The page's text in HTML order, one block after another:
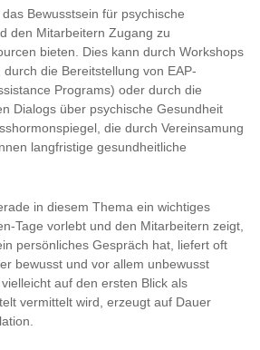
Bewusstsein für psychische
den Mitarbeitern Zugang zu
bieten. Dies kann durch Workshops
die Bereitstellung von EAP-
Programs) oder durch die
Dialogs über psychische Gesundheit
die durch Vereinsamung
langfristige gesundheitliche
in diesem Thema ein wichtiges
Tage vorlebt und den Mitarbeitern zeigt,
persönliches Gespräch hat, liefert oft
bewusst und vor allem unbewusst
auf den ersten Blick als
vermittelt wird, erzeugt auf Dauer